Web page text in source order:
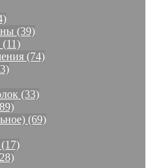
(39)
(74)
(33)
(69)